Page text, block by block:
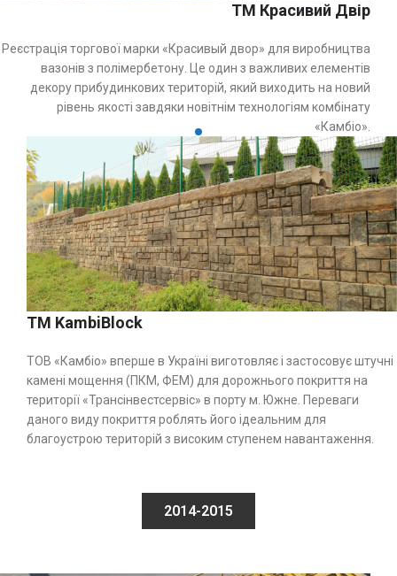
ТМ Красивий Двір
Реєстрація торгової марки «Красивый двор» для виробництва
вазонів з полімербетону. Це один з важливих елементів
декору прибудинкових територій, який виходить на новий
рівень якості завдяки новітнім технологіям комбінату
«Камбіо».
TM KambiBlock
TOB «Камбіо» вперше в Україні виготовляє і застосовує штучні
камені мощення (ПКМ, ФЕМ) для дорожнього покриття на
території «Трансінвестсервіс» в порту м. Южне. Переваги
даного виду покриття роблять його ідеальним для
благоустрою територій з високим ступенем навантаження.
2014-2015